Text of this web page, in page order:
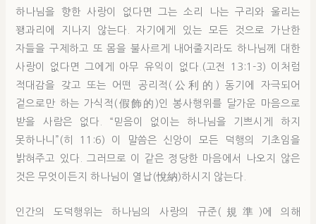
하나님을 향한 사랑이 없다면 그는 소리 나는 구리와 울리는
꽹과리에 지나지 않는다. 자기에게 있는 모든 것으로 가난한
자들을 구제하고 또 몸을 불사르게 내어줄지라도 하나님께 대한
사랑이 없다면 그에게 아무 유익이 없다.(고전 13:1-3) 이처럼
적대감을 갖고 또는 어떤 공리적(公利的) 동기에 자극되어
겉으로만 하는 가식적(假飾的)인 봉사행위를 달가운 마음으로
받을 사람은 없다. “믿음이 없이는 하나님을 기쁘시게 하지
못하나니”(히 11:6) 이 말씀은 신앙이 모든 덕행의 기초임을
밝혀주고 있다. 그러므로 이 같은 정당한 마음에서 나오지 않은
것은 무엇이든지 하나님이 열납(悅納)하시지 않는다.
인간의 도덕행위는 하나님의 사랑의 규준(規準)에 의해